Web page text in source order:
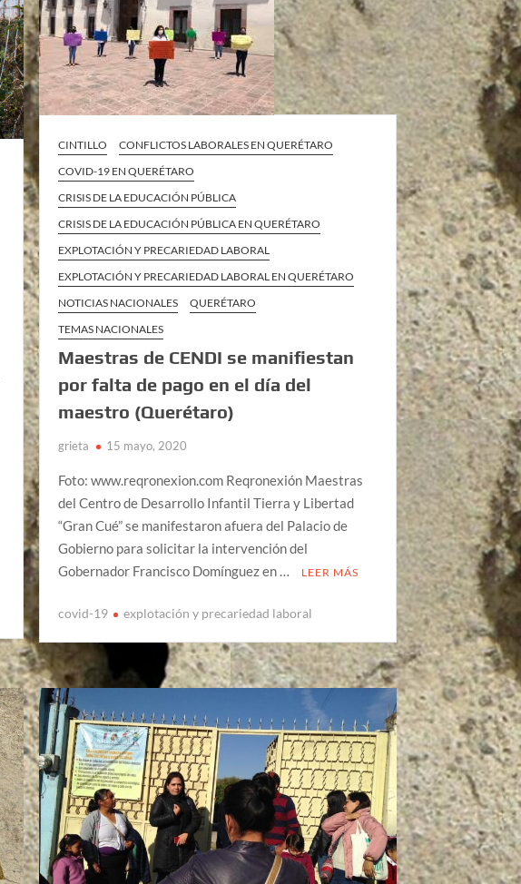
CINTILLO
CONFLICTOS LABORALES EN QUERÉTARO
COVID-19 EN QUERÉTARO
CRISIS DE LA EDUCACIÓN PÚBLICA
CRISIS DE LA EDUCACIÓN PÚBLICA EN QUERÉTARO
EXPLOTACIÓN Y PRECARIEDAD LABORAL
EXPLOTACIÓN Y PRECARIEDAD LABORAL EN QUERÉTARO
NOTICIAS NACIONALES
QUERÉTARO
TEMAS NACIONALES
Maestras de CENDI se manifiestan
por falta de pago en el día del
maestro (Querétaro)
grieta 15 mayo, 2020
Foto: www.reqronexion.com Reqronexión Maestras
del Centro de Desarrollo Infantil Tierra y Libertad
“Gran Cué” se manifestaron afuera del Palacio de
Gobierno para solicitar la intervención del
Gobernador Francisco Domínguez en …
LEER MÁS
covid-19 explotación y precariedad laboral